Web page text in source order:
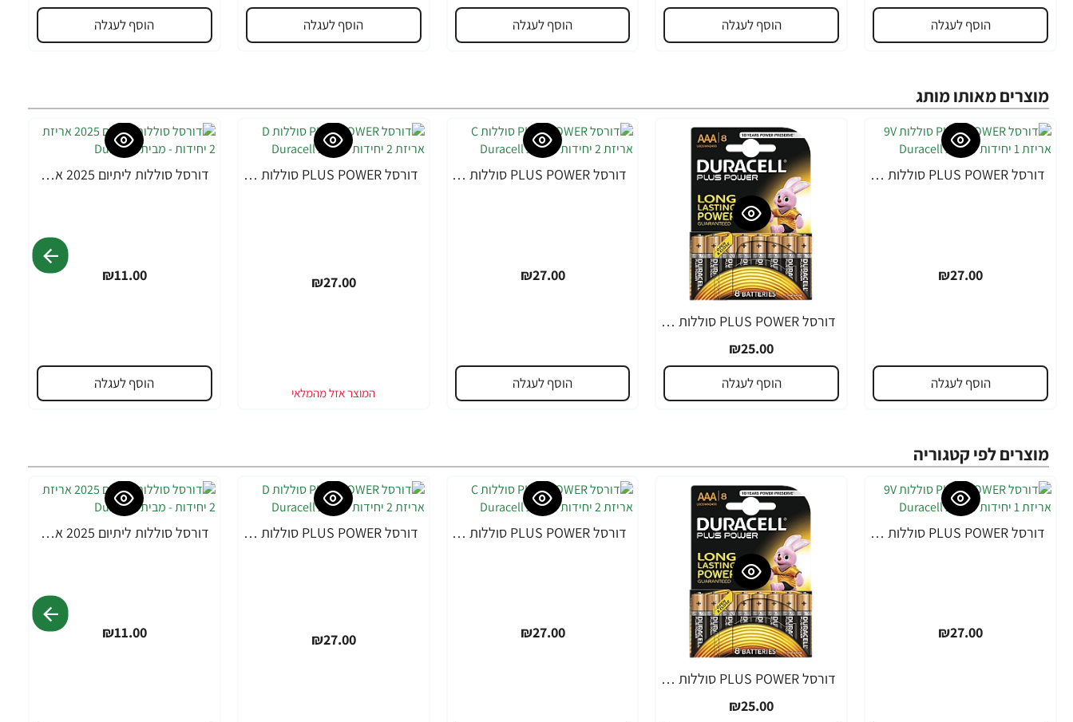
הוסף לעגלה הוסף לעגלה הוסף לעגלה הוסף לעגלה הוסף לעגלה
מוצרים מאותו מותג
דורסל PLUS POWER סוללות 9V אריזת 1 יחידות - מבית Duracell
₪27.00
הוסף לעגלה
דורסל PLUS POWER סוללות AAA אריזת 8 יחידות - מבית Duracell
₪25.00
הוסף לעגלה
דורסל PLUS POWER סוללות C אריזת 2 יחידות - מבית Duracell
₪27.00
הוסף לעגלה
דורסל PLUS POWER סוללות D אריזת 2 יחידות - מבית Duracell
₪27.00
דורסל סוללות ליתיום 2025 אריזת 2 יחידות - מבית Duracell
₪11.00
הוסף לעגלה
מוצרים לפי קטגוריה
דורסל PLUS POWER סוללות 9V אריזת 1 יחידות - מבית Duracell
₪27.00
דורסל PLUS POWER סוללות AAA אריזת 8 יחידות - מבית Duracell
₪25.00
דורסל PLUS POWER סוללות C אריזת 2 יחידות - מבית Duracell
₪27.00
דורסל PLUS POWER סוללות D אריזת 2 יחידות - מבית Duracell
₪27.00
דורסל סוללות ליתיום 2025 אריזת 2 יחידות - מבית Duracell
₪11.00